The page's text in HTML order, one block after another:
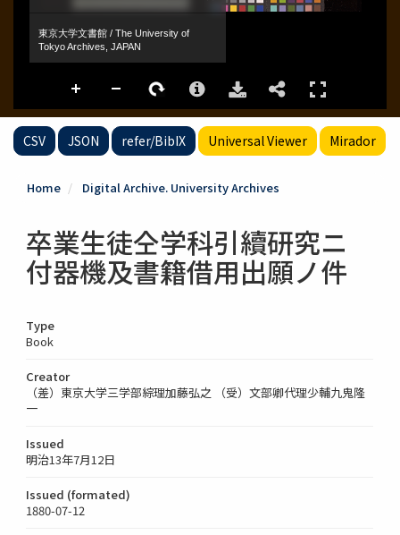
CSV JSON refer/BibIX Universal Viewer Mirador
Home Digital Archive. University Archives
卒業生徒仝学科引續研究ニ
付器機及書籍借用出願ノ件
Type
Book
Creator
（差）東京大学三学部綜理加藤弘之 （受）文部卿代理少輔九鬼隆
一
Issued
明治13年7月12日
Issued (formated)
1880-07-12